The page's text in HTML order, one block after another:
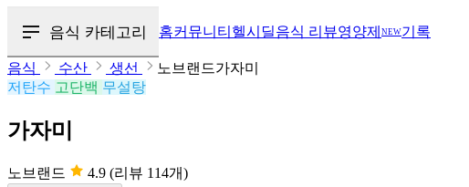
음식 카테고리 홈커뮤니티 헬시딜음식 리뷰영양제 NEW기록
음식 수산 생선
노브랜드가자미
저탄수 고단백 무설탕
가자미
노브랜드 4.9 (리뷰 114개)